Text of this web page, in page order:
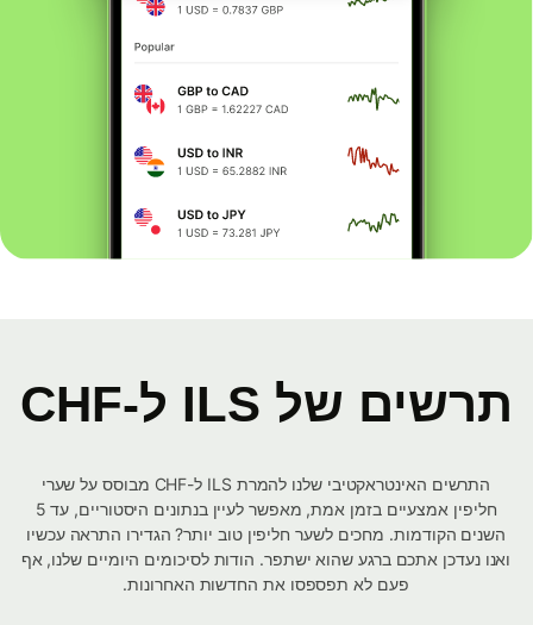
תרשים של ILS ל-CHF
התרשים האינטראקטיבי שלנו להמרת ILS ל-CHF מבוסס על שערי
חליפין אמצעיים בזמן אמת, מאפשר לעיין בנתונים היסטוריים, עד 5
השנים הקודמות. מחכים לשער חליפין טוב יותר? הגדירו התראה עכשיו
ואנו נעדכן אתכם ברגע שהוא ישתפר. הודות לסיכומים היומיים שלנו, אף
פעם לא תפספסו את החדשות האחרונות.